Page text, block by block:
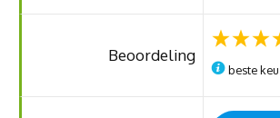
Beoordeling
beste